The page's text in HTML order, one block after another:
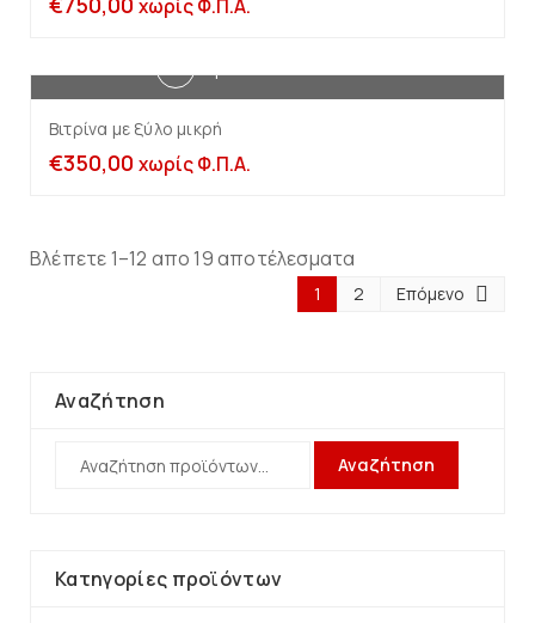
χωρίς Φ.Π.Α.
Βιτρίνα με ξύλο μικρή
€350,00 χωρίς Φ.Π.Α.
Βλέπετε 1–12 απο 19 αποτέλεσματα
1 2 Επόμενο
Αναζήτηση
Αναζήτηση
Κατηγορίες προϊόντων